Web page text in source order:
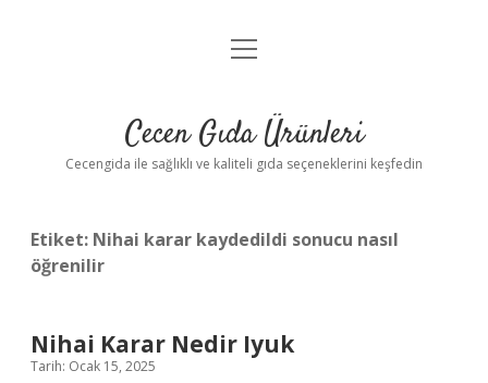
Anasayfa
Yasal Uyarı
menüyü
Cecen Gıda Ürünleri
Cecengida ile sağlıklı ve kaliteli gıda seçeneklerini keşfedin
Etiket: Nihai karar kaydedildi sonucu nasıl
öğrenilir
Nihai Karar Nedir Iyuk
Tarih: Ocak 15, 2025